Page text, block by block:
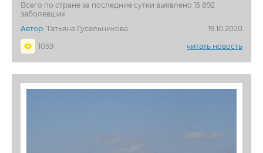
Всего по стране за последние сутки выявлено 15 892
заболевших
Автор: Татьяна Гусельникова
19.10.2020
1059
читать новость